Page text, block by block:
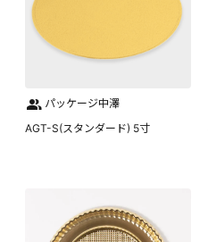
パッケージ中澤
AGT-S(スタンダード) 5寸